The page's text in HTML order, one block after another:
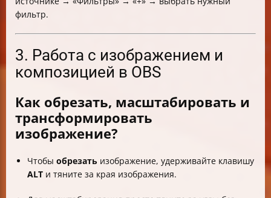
фильтр.
3. Работа с изображением и
композицией в OBS
Как обрезать, масштабировать и
трансформировать
изображение?
Чтобы обрезать изображение, удерживайте клавишу
ALT и тяните за края изображения.